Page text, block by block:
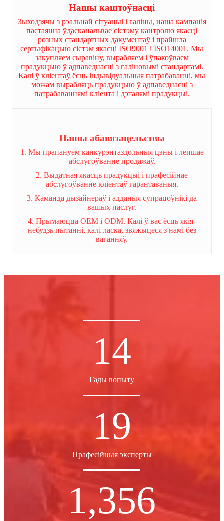
Нашы каштоўнасці
Зыходзячы з рэальнай сітуацыі і галіны, наша кампанія
пастаянна ўдасканальвае сістэму кантролю якасці
розных стандартных дакументаў і прайшла
сертыфікацыю сістэм якасці ISO9001 і ISO14001. Мы
закупляем сыравіну, вырабляем і ўпакоўваем
прадукцыю ў адпаведнасці з галіновымі стандартамі.
Калі ў кліентаў ёсць індывідуальныя патрабаванні, мы
можам вырабляць прадукцыю ў адпаведнасці з
патрабаваннямі кліента і дэталямі прадукцыі.
Нашы абавязацельствы
1. Мы прапануем канкурэнтаздольныя цэны і лепшае
абслугоўванне продажаў.
2. Выдатная якасць прадукцыі і прафесійнае
абслугоўванне кліентаў гарантаваныя.
3. Каманда дызайнераў і адданыя супрацоўнікі да
вашых паслуг.
4. Прымаюцца OEM і ODM. Калі ў вас ёсць якія-
небудзь пытанні, калі ласка, звяжыцеся з намі без
ваганняў.
14
Гады вопыту
19
Прафесійныя эксперты
1,356